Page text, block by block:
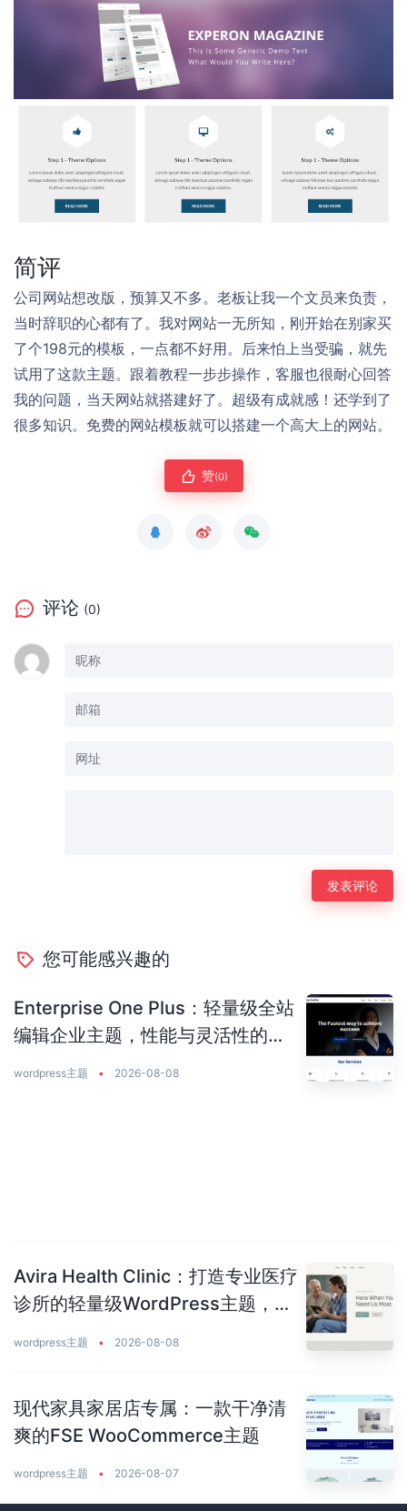
简评
公司网站想改版，预算又不多。老板让我一个文员来负责，
当时辞职的心都有了。我对网站一无所知，刚开始在别家买
了个198元的模板，一点都不好用。后来怕上当受骗，就先
试用了这款主题。跟着教程一步步操作，客服也很耐心回答
我的问题，当天网站就搭建好了。超级有成就感！还学到了
很多知识。免费的网站模板就可以搭建一个高大上的网站。
赞(0)
评论 (0)
您可能感兴趣的
Enterprise One Plus：轻量级全站
编辑企业主题，性能与灵活性的完
wordpress主题 • 2026-08-08
Avira Health Clinic：打造专业医疗
诊所的轻量级WordPress主题，让
wordpress主题 • 2026-08-08
现代家具家居店专属：一款干净清
爽的FSE WooCommerce主题
wordpress主题 • 2026-08-07